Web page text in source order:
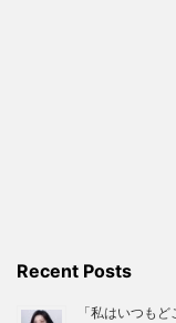
Recent Posts
「私はいつも